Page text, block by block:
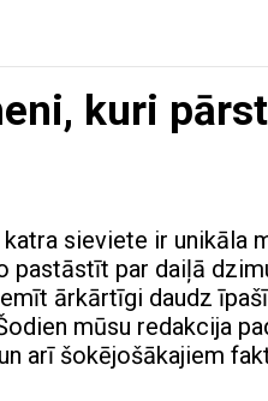
kuri
sieviete ir unikāla
pastāstīt par daiļā
ārkārtīgi daudz
mūsu redakcija
arī šokējošākajiem